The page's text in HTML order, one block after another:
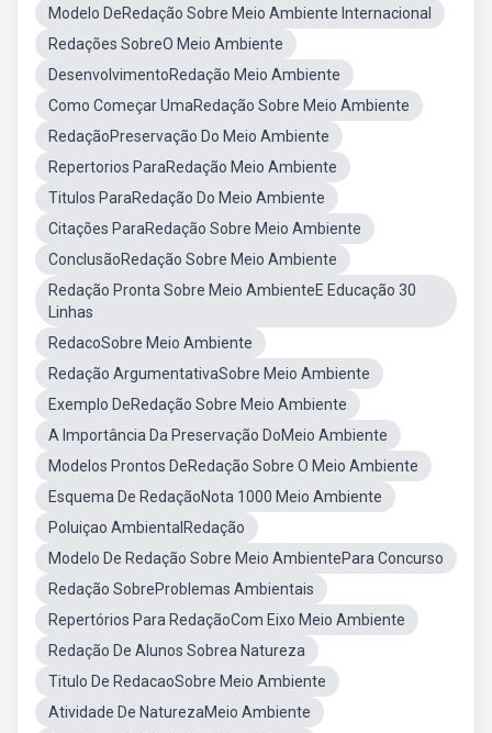
Modelo DeRedação Sobre Meio Ambiente Internacional
Redações SobreO Meio Ambiente
DesenvolvimentoRedação Meio Ambiente
Como Começar UmaRedação Sobre Meio Ambiente
RedaçãoPreservação Do Meio Ambiente
Repertorios ParaRedação Meio Ambiente
Titulos ParaRedação Do Meio Ambiente
Citações ParaRedação Sobre Meio Ambiente
ConclusãoRedação Sobre Meio Ambiente
Redação Pronta Sobre Meio AmbienteE Educação 30
Linhas
RedacoSobre Meio Ambiente
Redação ArgumentativaSobre Meio Ambiente
Exemplo DeRedação Sobre Meio Ambiente
A Importância Da Preservação DoMeio Ambiente
Modelos Prontos DeRedação Sobre O Meio Ambiente
Esquema De RedaçãoNota 1000 Meio Ambiente
Poluiçao AmbientalRedação
Modelo De Redação Sobre Meio AmbientePara Concurso
Redação SobreProblemas Ambientais
Repertórios Para RedaçãoCom Eixo Meio Ambiente
Redação De Alunos Sobrea Natureza
Titulo De RedacaoSobre Meio Ambiente
Atividade De NaturezaMeio Ambiente